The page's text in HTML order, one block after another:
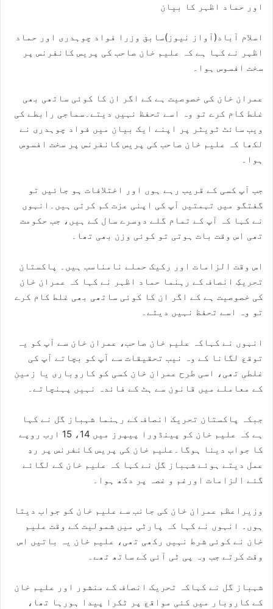
اور حماد اظہر کا بیان
اسلام آباد(آواز نیوز)سابق وزرا فواد چوہدری اور حماد
اظہر نے کہا ہے کہ علیم خان صاحب کی پریس کانفرنس پر
سخت افسوس ہوا۔
عمران خان کی خصوصیت ہے کے اگر ان کا کوئی ساتھی بھی
غلط کام کرے تو وہ اسے تحفظ نہیں دیتے۔سماجی رابطے کی
ویب سائٹ ٹویٹر پر اپنے ایک بیان میں فواد چوہدری نے
لکھا کہ علیم خان صاحب کی پریس کانفرنس پر سخت افسوس
ہوا۔
جب آپ کسی کے قریب رہے ہوں اور اختلافات ہو جائیں تو
گفتگو میں تہمتیں آپ کی اپنی عزت کم کرتی ہیں۔انہوں
نے کہا کہ آپ کے تمام گلے دوسرے سال کے ہیں، جب حکومت
تھی اس وقت بات ہوتی تو کوئی وزن بھی تھا۔
اس وقت الزامات اور رکیک حملے نامناسب ہیں۔ پاکستان
تحریکِ انصاف کے رہنما حماد اظہر نے کہا کہ عمران خان
کی خصوصیت ہے کے اگر ان کا کوئی ساتھی بھی غلط کام کرے
تو وہ اسے تحفظ نہیں دیتے۔
انہوں نے کہاکہ علیم خان صاحب، عمران خان سے آپ کو یہ
توقع لگانا کے وہ نیب تحقیقات سے آپ کو بچاتے آپ کی
غلطی تھی، اسی طرح عمران خان کسی کو کاروباری یا زمین
کے معاملے میں قانون سے ہٹ کے فائدہ نہیں پہنچاتے۔
جبکہ پاکستان تحریک انصاف کے رہنما شہباز گل نے کہا
ہے کہ علیم خان کو پینڈورا پیپرز میں 14، 15 ارب روپے
کا جواب دینا ہوگا۔علیم خان کی پریس کانفرنس پر ردِ
عمل دیتے ہوئے شہباز گل نے کہا کہ علیم خان کے لگائے
گئے الزامات اورغم و غصہ پر دکھ ہوا۔
وزیراعظم عمران خان کی جانب سے علیم خان کو جواب دیتا
ہوں۔ انہوں نے کہا کہ پارٹی میں شمولیت کے وقت علیم
خان نے کوئی شرط نہیں رکھی تھی، علیم خان یہ باتیں اس
وقت کرتے جب وہ پی ٹی آئی کے ساتھ تھے۔
شہباز گل نے کہاکہ تحریک انصاف کے منشور اور علیم خان
کے کاروبار میں کئی مواقع پر ٹکرا پیدا ہورہا تھا،